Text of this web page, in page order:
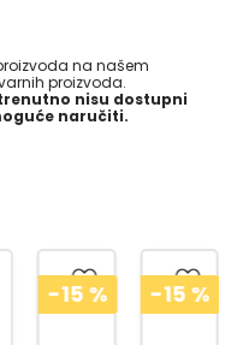
na našem
proizvoda.
nisu dostupni
naručiti.
-15 % -15 %